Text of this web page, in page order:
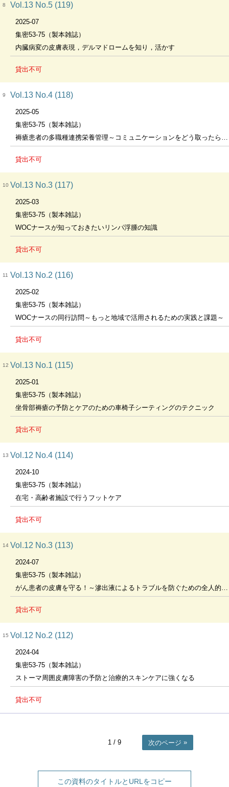
8 Vol.13 No.5 (119)
2025-07
集密53-75（製本雑誌）
内臓病変の皮膚表現，デルマドロームを知り，活かす
貸出不可
9 Vol.13 No.4 (118)
2025-05
集密53-75（製本雑誌）
褥瘡患者の多職種連携栄養管理～コミュニケーションをどう取ったらいいの？～
貸出不可
10 Vol.13 No.3 (117)
2025-03
集密53-75（製本雑誌）
WOCナースが知っておきたいリンパ浮腫の知識
貸出不可
11 Vol.13 No.2 (116)
2025-02
集密53-75（製本雑誌）
WOCナースの同行訪問～もっと地域で活用されるための実践と課題～
貸出不可
12 Vol.13 No.1 (115)
2025-01
集密53-75（製本雑誌）
坐骨部褥瘡の予防とケアのための車椅子シーティングのテクニック
貸出不可
13 Vol.12 No.4 (114)
2024-10
集密53-75（製本雑誌）
在宅・高齢者施設で行うフットケア
貸出不可
14 Vol.12 No.3 (113)
2024-07
集密53-75（製本雑誌）
がん患者の皮膚を守る！～滲出液によるトラブルを防ぐための全人的スキンケア～
貸出不可
15 Vol.12 No.2 (112)
2024-04
集密53-75（製本雑誌）
ストーマ周囲皮膚障害の予防と治療的スキンケアに強くなる
貸出不可
1 / 9 次のページ
この資料のタイトルとURLをコピー